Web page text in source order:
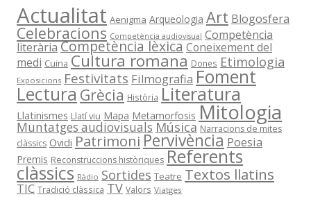
Actualitat Aenigma Arqueologia Art Blogosfera
Celebracions Competència audiovisual Competència
literàriaCompetència lèxicaConeixement del
medi Cuina Cultura romana Dones Etimologia
Exposicions Festivitats Filmografia Foment
Lectura Grècia Història Literatura
Llatinismes Llatí viu Mapa Metamorfosis Mitologia
Muntatges audiovisuals Música Narracions de mites
clàssics Ovidi PatrimoniPervivència Poesia
Premis Reconstruccions històriques Referents
clàssics Ràdio Sortides Teatre Textos llatins
TIC Tradició clàssica TV Valors Viatges